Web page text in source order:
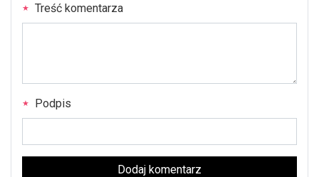
Treść komentarza
Podpis
Dodaj komentarz